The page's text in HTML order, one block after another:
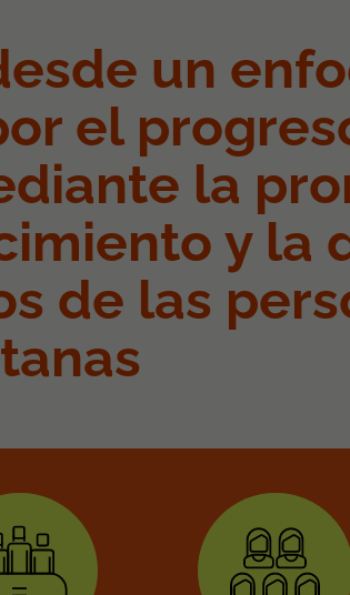
un
el
la
y la
de las